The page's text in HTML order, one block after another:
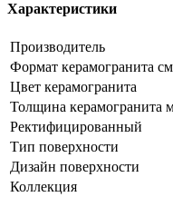
Характеристики
Производитель
Формат керамогранита см
Цвет керамогранита
Толщина керамогранита
Ректифицированный
Тип поверхности
Дизайн поверхности
Коллекция